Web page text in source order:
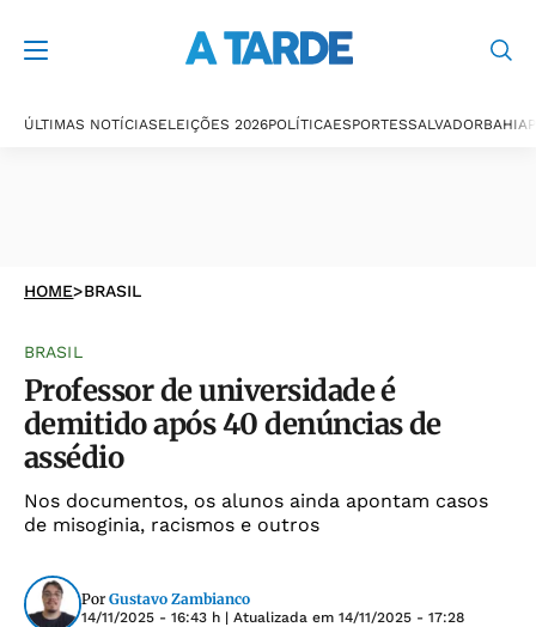
ÚLTIMAS NOTÍCIASELEIÇÕES 2026POLÍTICAESPORTESSALVADORBAHIA
HOME>BRASIL
BRASIL
Professor de universidade é
demitido após 40 denúncias de
assédio
Nos documentos, os alunos ainda apontam casos
de misoginia, racismos e outros
Por Gustavo Zambianco
14/11/2025 - 16:43 h | Atualizada em 14/11/2025 - 17:28